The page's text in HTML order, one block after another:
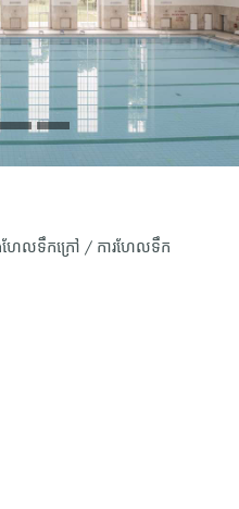
ហែលទឹកក្រៅ / ការហែលទឹក